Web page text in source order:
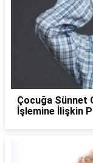
Çocuğa Sünnet
İşlemine İlişkin